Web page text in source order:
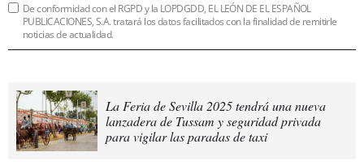
De conformidad con el RGPD y la LOPDGDD, EL LEÓN DE EL ESPAÑOL
PUBLICACIONES, S.A. tratará los datos facilitados con la finalidad de remitirle
noticias de actualidad.
La Feria de Sevilla 2025 tendrá una nueva
lanzadera de Tussam y seguridad privada
para vigilar las paradas de taxi